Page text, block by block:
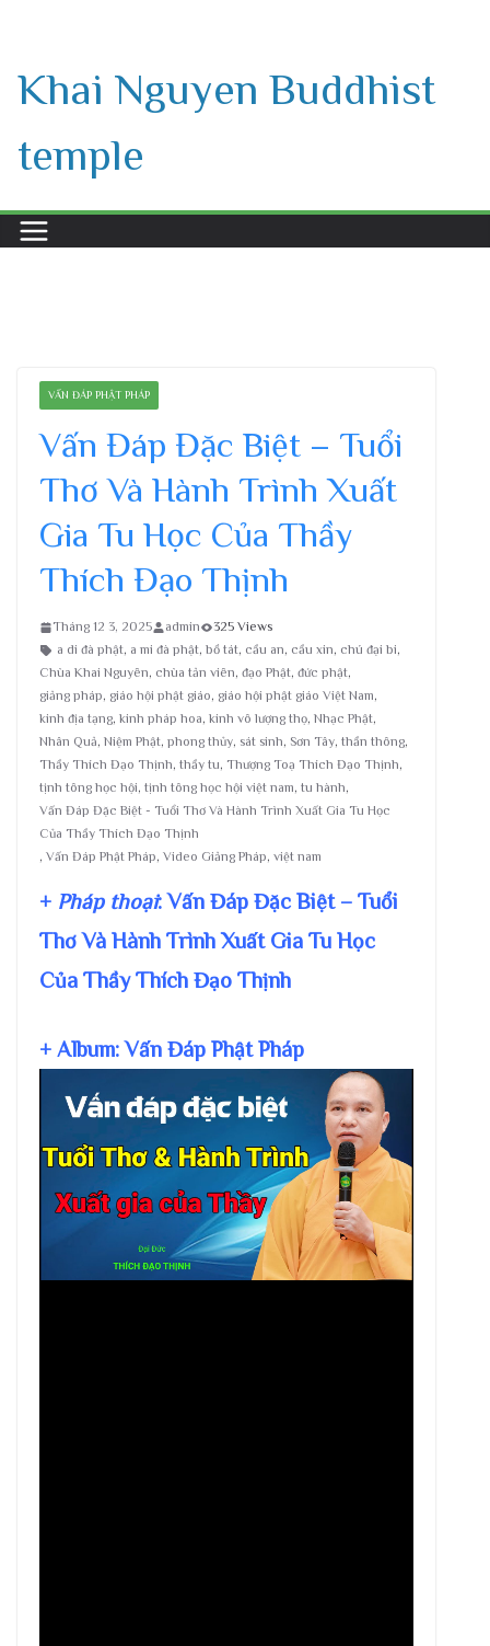
content
Khai Nguyen Buddhist
temple
VẤN ĐÁP PHẬT PHÁP
Vấn Đáp Đặc Biệt – Tuổi
Thơ Và Hành Trình Xuất
Gia Tu Học Của Thầy
Thích Đạo Thịnh
Tháng 12 3, 2025 admin
325 Views
a di đà phật, a mi đà phật, bồ tát, cầu an, cầu xin, chú đại bi,
Chùa Khai Nguyên, chùa tản viên, đạo Phật, đức phật,
giảng pháp, giáo hội phật giáo, giáo hội phật giáo Việt Nam,
kinh địa tạng, kinh pháp hoa, kinh vô lượng thọ, Nhạc Phật,
Nhân Quả, Niệm Phật, phong thủy, sát sinh, Sơn Tây, thần thông,
Thầy Thích Đạo Thịnh, thầy tu, Thượng Toạ Thích Đạo Thịnh,
tịnh tông học hội, tịnh tông học hội việt nam, tu hành,
Vấn Đáp Đặc Biệt - Tuổi Thơ Và Hành Trình Xuất Gia Tu Học
Của Thầy Thích Đạo Thịnh
, Vấn Đáp Phật Pháp, Video Giảng Pháp, việt nam
+ Pháp thoại: Vấn Đáp Đặc Biệt – Tuổi
Thơ Và Hành Trình Xuất Gia Tu Học
Của Thầy Thích Đạo Thịnh
+ Album: Vấn Đáp Phật Pháp